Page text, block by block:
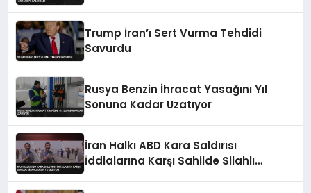
Trump İran’ı Sert Vurma Tehdidi
Savurdu
Rusya Benzin İhracat Yasağını Yıl
Sonuna Kadar Uzatıyor
İran Halkı ABD Kara Saldırısı
İddialarına Karşı Sahilde Silahlı